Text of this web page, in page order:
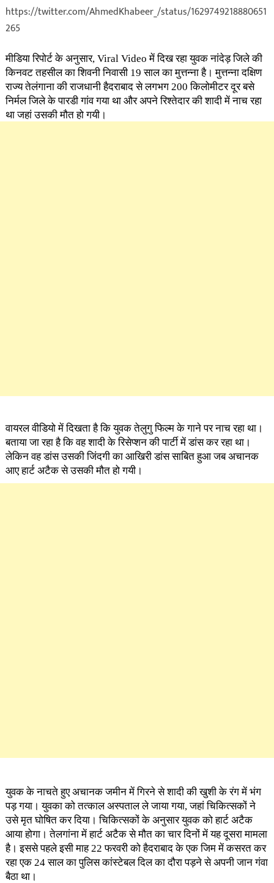
https://twitter.com/AhmedKhabeer_/status/1629749218880651
265
मीडिया रिपोर्ट के अनुसार, Viral Video में दिख रहा युवक नांदेड़ जिले की
किनवट तहसील का शिवनी निवासी 19 साल का मुत्तन्ना है। मुत्तन्ना दक्षिण
राज्य तेलंगाना की राजधानी हैदराबाद से लगभग 200 किलोमीटर दूर बसे
निर्मल जिले के पारडी गांव गया था और अपने रिश्तेदार की शादी में नाच रहा
था जहां उसकी मौत हो गयी।
वायरल वीडियो में दिखता है कि युवक तेलुगु फिल्म के गाने पर नाच रहा था।
बताया जा रहा है कि वह शादी के रिसेप्शन की पार्टी में डांस कर रहा था।
लेकिन वह डांस उसकी जिंदगी का आखिरी डांस साबित हुआ जब अचानक
आए हार्ट अटैक से उसकी मौत हो गयी।
युवक के नाचते हुए अचानक जमीन में गिरने से शादी की खुशी के रंग में भंग
पड़ गया। युवका को तत्काल अस्पताल ले जाया गया, जहां चिकित्सकों ने
उसे मृत घोषित कर दिया। चिकित्सकों के अनुसार युवक को हार्ट अटैक
आया होगा। तेलगांना में हार्ट अटैक से मौत का चार दिनों में यह दूसरा मामला
है। इससे पहले इसी माह 22 फरवरी को हैदराबाद के एक जिम में कसरत कर
रहा एक 24 साल का पुलिस कांस्टेबल दिल का दौरा पड़ने से अपनी जान गंवा
बैठा था।